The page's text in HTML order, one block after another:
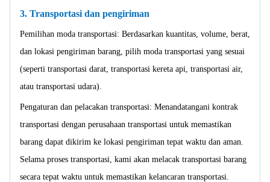
3. Transportasi dan pengiriman
Pemilihan moda transportasi: Berdasarkan kuantitas, volume, berat,
dan lokasi pengiriman barang, pilih moda transportasi yang sesuai
(seperti transportasi darat, transportasi kereta api, transportasi air,
atau transportasi udara).
Pengaturan dan pelacakan transportasi: Menandatangani kontrak
transportasi dengan perusahaan transportasi untuk memastikan
barang dapat dikirim ke lokasi pengiriman tepat waktu dan aman.
Selama proses transportasi, kami akan melacak transportasi barang
secara tepat waktu untuk memastikan kelancaran transportasi.